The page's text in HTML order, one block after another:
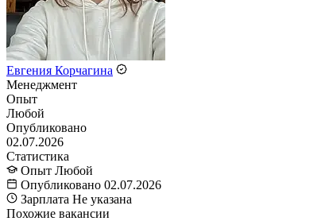
Евгения Корчагина
Менеджмент
Опыт
Любой
Опубликовано
02.07.2026
Статистика
Опыт Любой
Опубликовано 02.07.2026
Зарплата Не указана
Похожие вакансии